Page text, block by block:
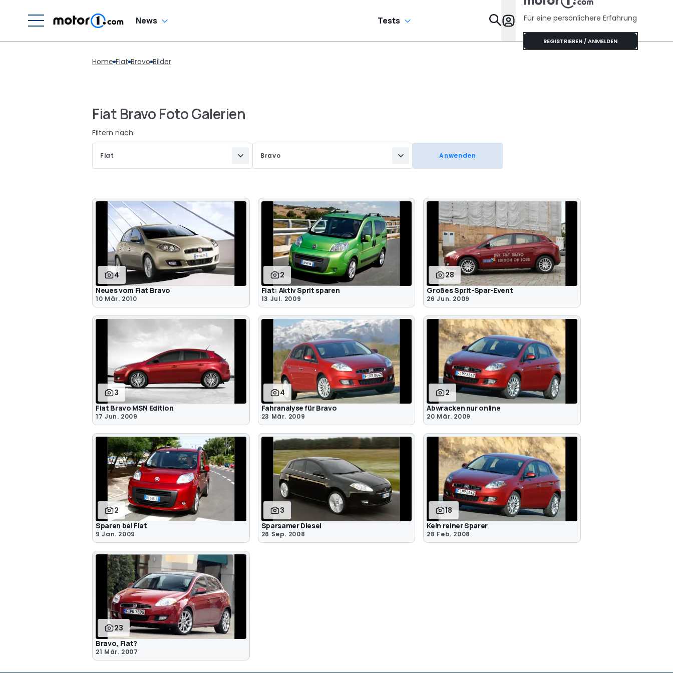
News Tests Specials
Für eine persönlichere Erfahrung
REGISTRIEREN / ANMELDEN
Home Fiat Bravo Bilder
Fiat Bravo Foto Galerien
Filtern nach:
Fiat Bravo
4
Neues vom Fiat Bravo
10 Mär. 2010
2
Fiat: Aktiv Sprit sparen
13 Jul. 2009
28
Großes Sprit-Spar-Event
26 Jun. 2009
3
Fiat Bravo MSN Edition
17 Jun. 2009
4
Fahranalyse für Bravo
23 Mär. 2009
2
Abwracken nur online
20 Mär. 2009
2
Sparen bei Fiat
9 Jan. 2009
3
Sparsamer Diesel
26 Sep. 2008
18
Kein reiner Sparer
28 Feb. 2008
23
Bravo, Fiat?
21 Mär. 2007